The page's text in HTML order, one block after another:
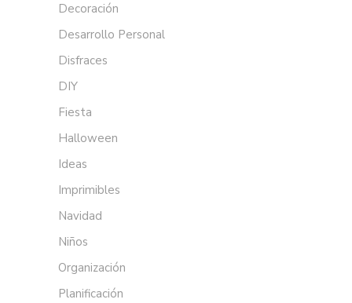
Decoración
Desarrollo Personal
Disfraces
DIY
Fiesta
Halloween
Ideas
Imprimibles
Navidad
Niños
Organización
Planificación